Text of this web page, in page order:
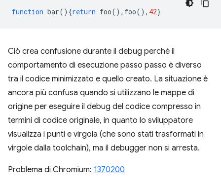
function bar(){return foo(), foo(), 42}
Ciò crea confusione durante il debug perché il
comportamento di esecuzione passo passo è diverso
tra il codice minimizzato e quello creato. La situazione è
ancora più confusa quando si utilizzano le mappe di
origine per eseguire il debug del codice compresso in
termini di codice originale, in quanto lo sviluppatore
visualizza i punti e virgola (che sono stati trasformati in
virgole dalla toolchain), ma il debugger non si arresta.
Problema di Chromium: 1370200